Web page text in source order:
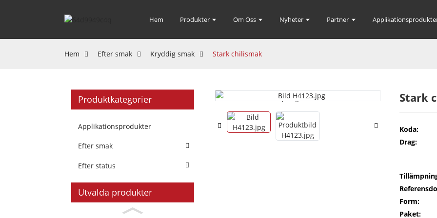
Hem Produkter Om Oss Nyheter Partner
Hem Efter smak Kryddig smak Stark chilismak
Produktkategorier
Applikationsprodukter
Efter smak
Efter status
Utvalda produkter
Loading...
Loading... Stark
Koda:
Drag:
Form:
Paket: